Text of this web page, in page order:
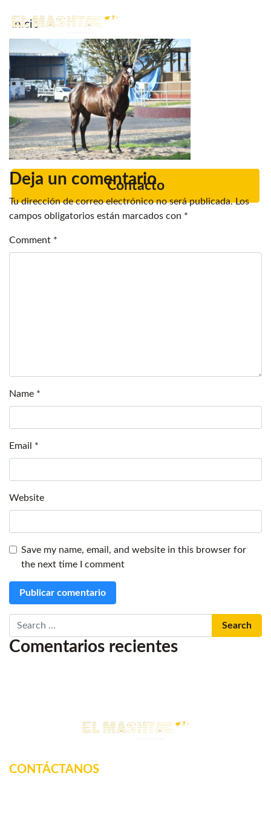
Inicio
Noticias.
Caballos en venta
Servicios
Criadero
Contacto
Main Navigation
Deja un comentario
Tu dirección de correo electrónico no será publicada. Los
campos obligatorios están marcados con *
Comment *
Name *
Email *
Website
Save my name, email, and website in this browser for
the next time I comment
Search
Comentarios recientes
CONTÁCTANOS